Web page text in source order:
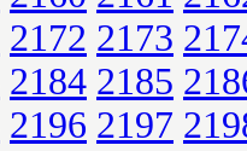
2172 2173
2184 2185
2196 2197